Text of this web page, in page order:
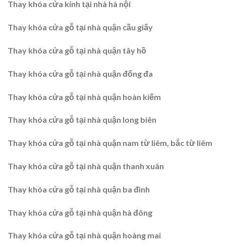
Thay khóa cửa kính tại nhà hà nội
Thay khóa cửa gỗ tại nhà quận cầu giấy
Thay khóa cửa gỗ tại nhà quận tây hồ
Thay khóa cửa gỗ tại nhà quận đống đa
Thay khóa cửa gỗ tại nhà quận hoàn kiếm
Thay khóa cửa gỗ tại nhà quận long biên
Thay khóa cửa gỗ tại nhà quận nam từ liêm, bắc từ liêm
Thay khóa cửa gỗ tại nhà quận thanh xuân
Thay khóa cửa gỗ tại nhà quận ba đình
Thay khóa cửa gỗ tại nhà quận hà đông
Thay khóa cửa gỗ tại nhà quận hoàng mai